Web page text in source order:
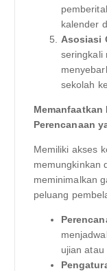
kalender
Asosiasi
seringkali
sekolah
Perencanaan
Memiliki akses
memungkinkan
meminimalkan
peluang
ujian atau